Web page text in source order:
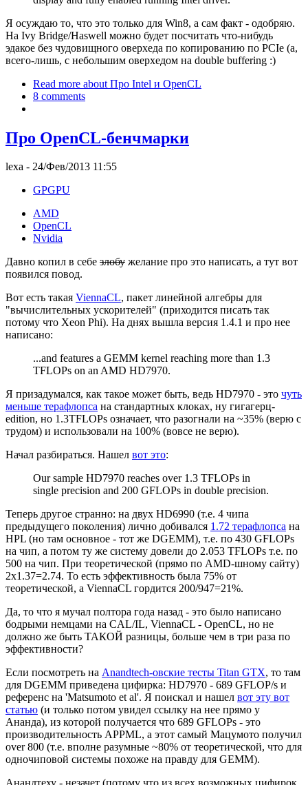
Я осуждаю то, что это только для Win8, а сам факт - одобряю.
На Ivy Bridge/Haswell можно будет посчитать что-нибудь
эдакое без чудовищного оверхеда по копированию по PCIe (а,
всего-лишь, с небольшим оверхедом на double buffering :)
Read more about Про Intel и OpenCL
8 comments
Про OpenCL-бенчмарки
lexa - 24/Фев/2013 11:55
GPGPU
AMD
OpenCL
Nvidia
Давно копил в себе злобу желание про это написать, а тут вот
появился повод.
Вот есть такая ViennaCL, пакет линейной алгебры для
"вычислительных ускорителей" (приходится писать так
потому что Xeon Phi). На днях вышла версия 1.4.1 и про нее
написано:
...and features a GEMM kernel reaching more than 1.3
TFLOPs on an AMD HD7970.
Я призадумался, как такое может быть, ведь HD7970 - это чуть
меньше терафлопса на стандартных клоках, ну гигагерц-
edition, но 1.3TFLOPs означает, что разогнали на ~35% (верю с
трудом) и использовали на 100% (вовсе не верю).
Начал разбираться. Нашел вот это:
Our sample HD7970 reaches over 1.3 TFLOPs in
single precision and 200 GFLOPs in double precision.
Теперь другое странно: на двух HD6990 (т.е. 4 чипа
предыдущего поколения) лично добивался 1.72 терафлопса на
HPL (но там основное - тот же DGEMM), т.е. по 430 GFLOPs
на чип, а потом ту же систему довели до 2.053 TFLOPs т.е. по
500 на чип. При теоретической (прямо по AMD-шному сайту)
2x1.37=2.74. То есть эффективность была 75% от
теоретической, а ViennaCL гордится 200/947=21%.
Да, то что я мучал полтора года назад - это было написано
бодрыми немцами на CAL/IL, ViennaCL - OpenCL, но не
должно же быть ТАКОЙ разницы, больше чем в три раза по
эффективности?
Если посмотреть на Anandtech-овские тесты Titan GTX, то там
для DGEMM приведена цифирка: HD7970 - 689 GFLOP/s и
референс на 'Matsumoto et al'. Я поискал и нашел вот эту вот
статью (и только потом увидел ссылку на нее прямо у
Ананда), из которой получается что 689 GFLOPs - это
производительность APPML, а этот самый Мацумото получил
over 800 (т.е. вполне разумные ~80% от теоретической, что для
одночиповой системы похоже на правду для GEMM).